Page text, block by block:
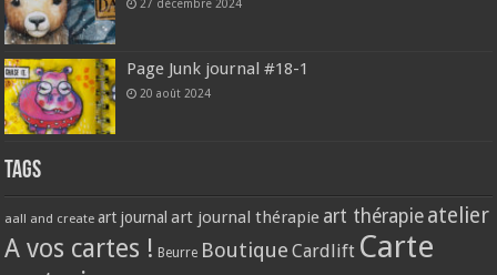
27 décembre 2024
Page Junk journal #18-1
20 août 2024
Tags
aall and create art journal art journal thérapie art thérapie atelier
A vos cartes ! Beurre Boutique Cardlift Carte